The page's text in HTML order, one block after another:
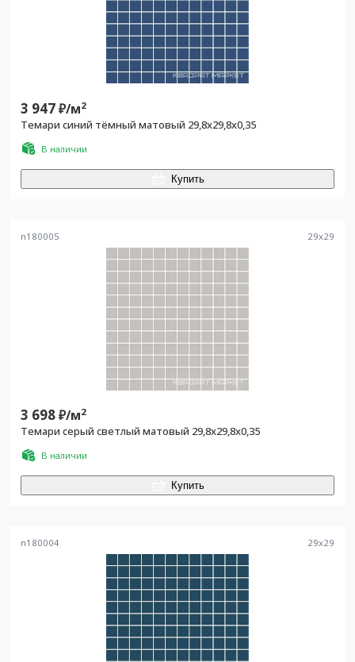
3 947₽/м2
Темари синий тёмный матовый 29,8x29,8x0,35
В наличии
Купить
n180005 29x29
3 698₽/м2
Темари серый светлый матовый 29,8x29,8x0,35
В наличии
Купить
n180004 29x29